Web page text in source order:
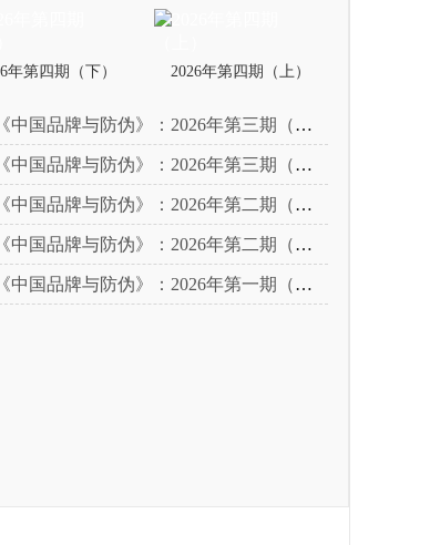
年第四期（下） 2026年第四期（上）
《中国品牌与防伪》：2026年第三期（下）
《中国品牌与防伪》：2026年第三期（上）
《中国品牌与防伪》：2026年第二期（下）
《中国品牌与防伪》：2026年第二期（上）
《中国品牌与防伪》：2026年第一期（下）